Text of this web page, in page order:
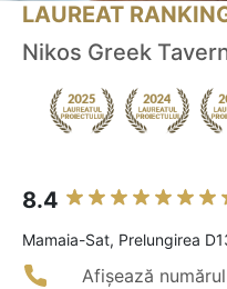
LAUREAT
Nikos Greek
8.4
Mamaia-Sat, Prelungirea
Afișează